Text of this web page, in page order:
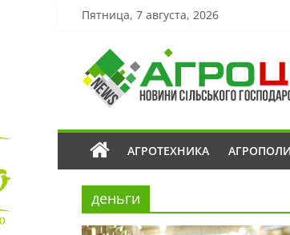
Пятница, 7 августа, 2026
АГРОТЕХНИКА
деньги